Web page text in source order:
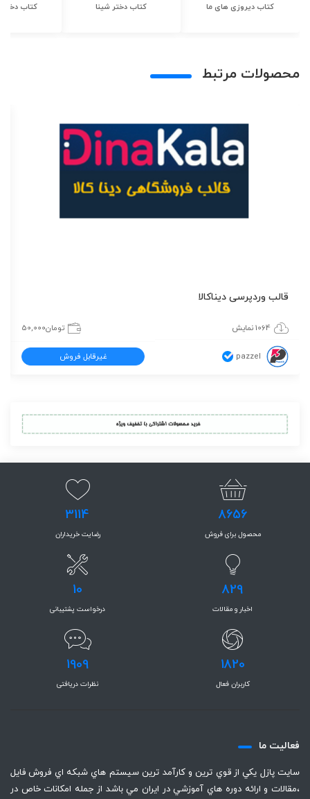
کتاب دیروزی های ما کتاب دختر شینا کتاب دختر
محصولات مرتبط
قالب وردپرسی دیناکالا
1064 نمایش تومان50,000
pazzel غیرقابل فروش
8656
محصول برای فروش
3114
رضایت خریداران
829
اخبار و مقالات
10
درخواست پشتیبانی
1820
کاربران فعال
1909
نظرات دریافتی
فعاليت ما
سايت پازل يكي از قوي ترين و كارآمد ترين سيستم هاي شبكه اي فروش فايل
،‌مقالات و ارائه دوره هاي آموزشي در ايران مي باشد از جمله امكانات خاص در